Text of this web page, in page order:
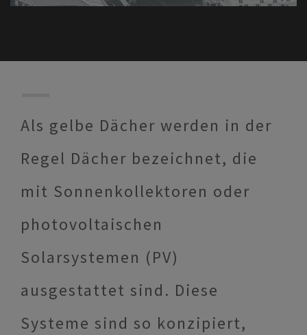
Als gelbe Dächer werden in der
Regel Dächer bezeichnet, die
mit Sonnenkollektoren oder
photovoltaischen
Solarsystemen (PV)
ausgestattet sind. Diese
Systeme sind so konzipiert,